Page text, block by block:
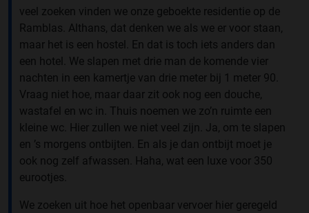
veel zoeken vinden we onze geboekte residentie op de
Ramblas. Althans, dat denken we als we er voor staan,
maar het is een hostel. En dat is toch iets anders dan
een hotel. We slapen met drie man de komende vier
nachten in een kamertje van drie meter bij 1 meter 90.
Vraag niet hoe, maar daar zit ook nog een douche,
wastafel en wc in. Thuis noemen we zo’n ruimte een
kleine wc. Hier zullen we niet veel zijn. Ja, om te slapen
en ’s morgens ontbijten. En als je dan ontbijt moet je
ook nog zelf afwassen. Haha, wat een luxe voor 350
eurootjes.
We zoeken uit hoe het openbaar vervoer hier geregeld